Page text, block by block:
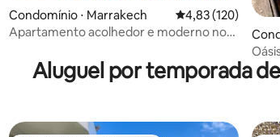
avaliação média de 5, 135 avaliações
Condomínio ⋅ Marrakech 4,83 de uma
4,83 (120)
Apartamento acolhedor e moderno no
Aluguel por temporada